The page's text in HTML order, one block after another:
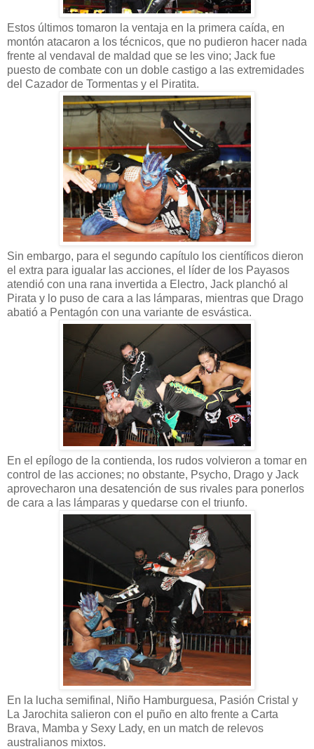
Estos últimos tomaron la ventaja en la primera caída, en
montón atacaron a los técnicos, que no pudieron hacer nada
frente al vendaval de maldad que se les vino; Jack fue
puesto de combate con un doble castigo a las extremidades
del Cazador de Tormentas y el Piratita.
Sin embargo, para el segundo capítulo los científicos dieron
el extra para igualar las acciones, el líder de los Payasos
atendió con una rana invertida a Electro, Jack planchó al
Pirata y lo puso de cara a las lámparas, mientras que Drago
abatió a Pentagón con una variante de esvástica.
En el epílogo de la contienda, los rudos volvieron a tomar en
control de las acciones; no obstante, Psycho, Drago y Jack
aprovecharon una desatención de sus rivales para ponerlos
de cara a las lámparas y quedarse con el triunfo.
En la lucha semifinal, Niño Hamburguesa, Pasión Cristal y
La Jarochita salieron con el puño en alto frente a Carta
Brava, Mamba y Sexy Lady, en un match de relevos
australianos mixtos.